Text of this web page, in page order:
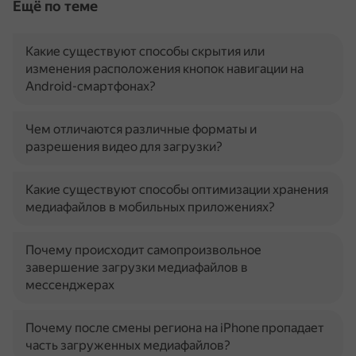
Ещё по теме
Какие существуют способы скрытия или
изменения расположения кнопок навигации на
Android-смартфонах?
Чем отличаются различные форматы и
разрешения видео для загрузки?
Какие существуют способы оптимизации хранения
медиафайлов в мобильных приложениях?
Почему происходит самопроизвольное
завершение загрузки медиафайлов в
мессенджерах
Почему после смены региона на iPhone пропадает
часть загруженных медиафайлов?